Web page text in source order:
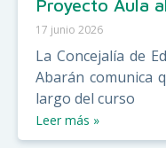
Proyecto Aula
17 junio 2026
La Concejalía de
Abarán comunica
largo del curso
Leer más »